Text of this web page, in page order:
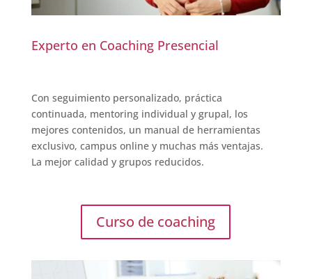
Experto en Coaching Presencial
Con seguimiento personalizado, práctica
continuada, mentoring individual y grupal, los
mejores contenidos, un manual de herramientas
exclusivo, campus online y muchas más ventajas.
La mejor calidad y grupos reducidos.
Curso de coaching